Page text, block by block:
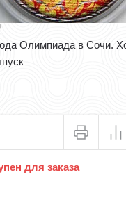
Олимпиада в Сочи.
для заказа